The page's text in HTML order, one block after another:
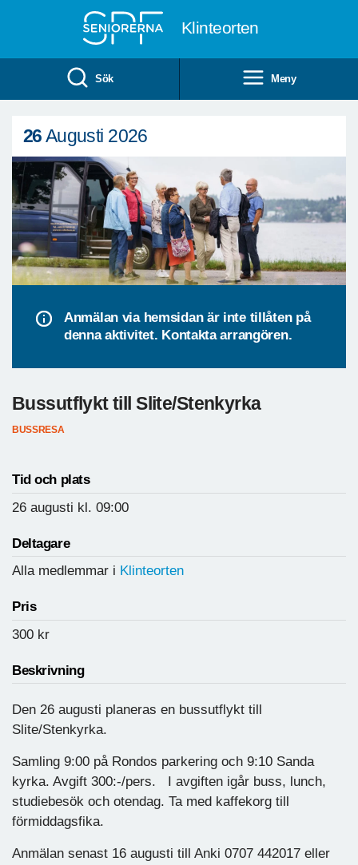
Klinteorten
Sök Meny
26Augusti 2026
Anmälan via hemsidan är inte tillåten på
denna aktivitet. Kontakta arrangören.
Bussutflykt till Slite/Stenkyrka
BUSSRESA
Tid och plats
26 augusti kl. 09:00
Deltagare
Alla medlemmar i Klinteorten
Pris
300 kr
Beskrivning
Den 26 augusti planeras en bussutflykt till
Slite/Stenkyrka.
Samling 9:00 på Rondos parkering och 9:10 Sanda
kyrka. Avgift 300:-/pers. I avgiften igår buss, lunch,
studiebesök och otendag. Ta med kaffekorg till
förmiddagsfika.
Anmälan senast 16 augusti till Anki 0707 442017 eller